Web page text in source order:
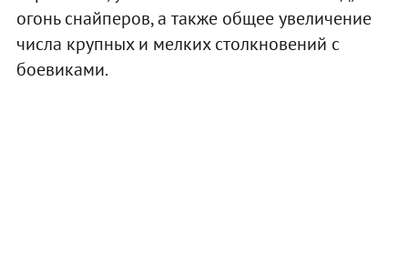
огонь снайперов, а также общее увеличение
числа крупных и мелких столкновений с
боевиками.